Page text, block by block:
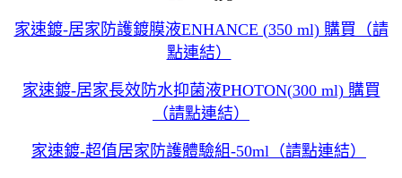
家速鍍-居家防護鍍膜液ENHANCE (350 ml) 購買（請
點連結）
家速鍍-居家長效防水抑菌液PHOTON(300 ml) 購買
（請點連結）
家速鍍-超值居家防護體驗組-50ml（請點連結）